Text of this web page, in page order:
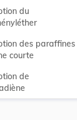
du
des paraffines
courte
de